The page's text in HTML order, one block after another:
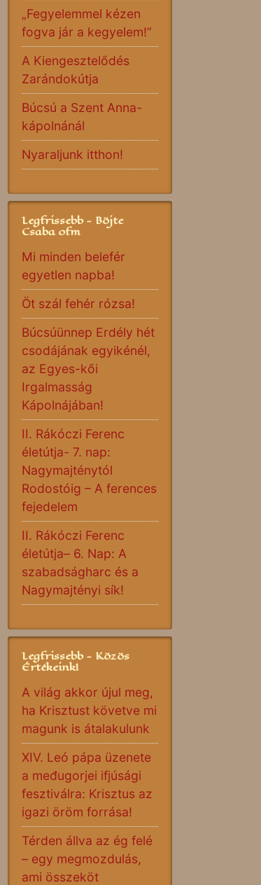
„Fegyelemmel kézen
fogva jár a kegyelem!”
A Kiengesztelődés
Zarándokútja
Búcsú a Szent Anna-
kápolnánál
Nyaraljunk itthon!
Legfrissebb - Böjte
Csaba ofm
Mi minden belefér
egyetlen napba!
Öt szál fehér rózsa!
Búcsúünnep Erdély hét
csodájának egyikénél,
az Egyes-kői
Irgalmasság
Kápolnájában!
II. Rákóczi Ferenc
életútja- 7. nap:
Nagymajténytól
Rodostóig – A ferences
fejedelem
II. Rákóczi Ferenc
életútja– 6. Nap: A
szabadságharc és a
Nagymajtényi sík!
Legfrissebb - Közös
Értékeink!
A világ akkor újul meg,
ha Krisztust követve mi
magunk is átalakulunk
XIV. Leó pápa üzenete
a međugorjei ifjúsági
fesztiválra: Krisztus az
igazi öröm forrása!
Térden állva az ég felé
– egy megmozdulás,
ami összeköt